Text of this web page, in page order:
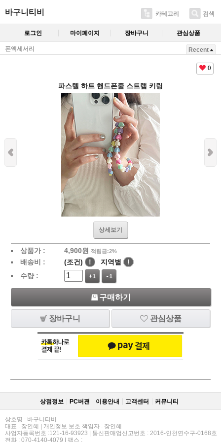
바구니티비 카테고리 검색
로그인 마이페이지 장바구니 관심상품
폰액세서리 Recent
0
파스텔 하트 핸드폰줄 스트랩 키링
상세보기
상품가 : 4,900원 적립금:2%
배송비 : (조건) ! 지역별
!
수량 :
+1 -1
구매하기
장바구니 관심상품
상점정보 PC버젼 이용안내 고객센터 커뮤니티
상호명 : 바구니티비
대표 : 장인혜 | 개인정보 보호 책임자 : 장인혜
사업자등록번호 :121-16-93923 | 통신판매업신고번호 : 2016-인천연수구-0168호
전화 : 070-4140-4079 | 팩스 :